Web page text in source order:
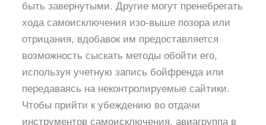
быть завернутыми. Другие могут пренебрегать
хода самоисключения изо-выше позора или
отрицания, вдобавок им предоставляется
возможность сыскать методы обойти его,
используя учетную запись бойфренда или
передаваясь на неконтролируемые сайтики.
Чтобы прийти к убеждению во отдачи
инструментов самоисключения, авиагруппа в